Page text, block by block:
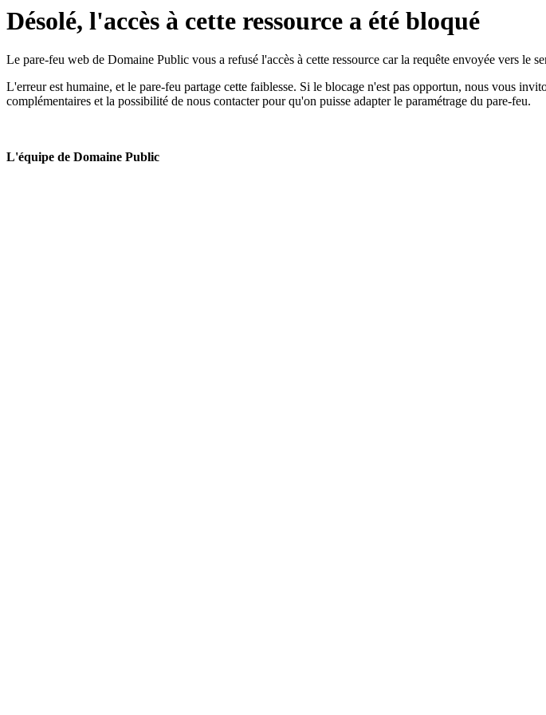
Désolé, l'accès à cette ressource a été bloqué
Le pare-feu web de Domaine Public vous a refusé l'accès à cette ressource car la requête envoyée vers le
L'erreur est humaine, et le pare-feu partage cette faiblesse. Si le blocage n'est pas opportun, nous vous
complémentaires et la possibilité de nous contacter pour qu'on puisse adapter le paramétrage du pare-feu.
L'équipe de Domaine Public